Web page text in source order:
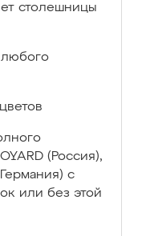
столешницы
любого
(Россия),
с
или без этой